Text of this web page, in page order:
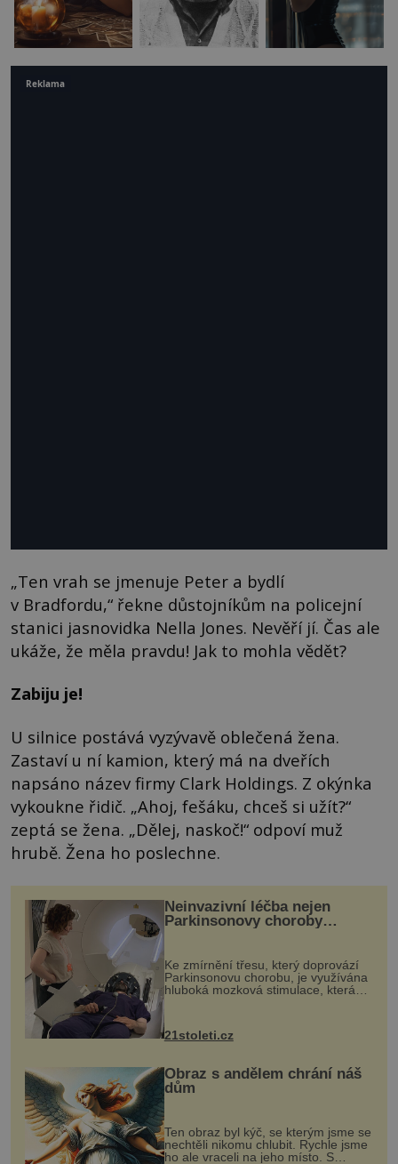
„Ten vrah se jmenuje Peter a bydlí
v Bradfordu,“ řekne důstojníkům na policejní
stanici jasnovidka Nella Jones. Nevěří jí. Čas ale
ukáže, že měla pravdu! Jak to mohla vědět?
Zabiju je!
U silnice postává vyzývavě oblečená žena.
Zastaví u ní kamion, který má na dveřích
napsáno název firmy Clark Holdings. Z okýnka
vykoukne řidič. „Ahoj, fešáku, chceš si užít?“
zeptá se žena. „Dělej, naskoč!“ odpoví muž
hrubě. Žena ho poslechne.
Neinvazivní léčba nejen
Parkinsonovy choroby
Ke zmírnění třesu, který doprovází
Parkinsonovu chorobu, je využívána
hluboká mozková stimulace, která
však vyžaduje vysoce invazivní
zákrok. Ultrazvuk zase není vhodný
k dostatečně přesnému zacílení ...
21stoleti.cz
Obraz s andělem chrání náš
dům
Ten obraz byl kýč, se kterým jsme se
nechtěli nikomu chlubit. Rychle jsme
ho ale vraceli na jeho místo. S
Reklama